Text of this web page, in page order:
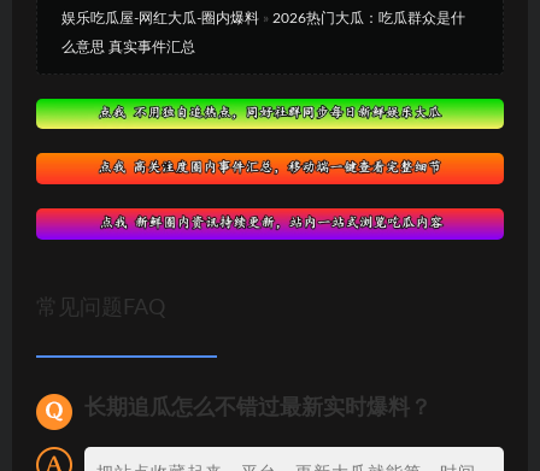
娱乐吃瓜屋-网红大瓜-圈内爆料 » 2026热门大瓜：吃瓜群众是什
么意思 真实事件汇总
常见问题FAQ
长期追瓜怎么不错过最新实时爆料？